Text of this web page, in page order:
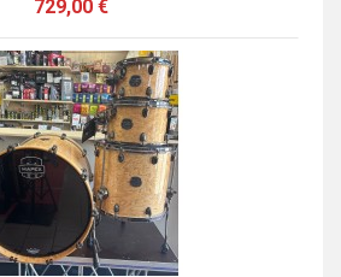
Prezzo
729,00 €